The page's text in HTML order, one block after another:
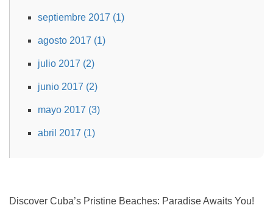
septiembre 2017 (1)
agosto 2017 (1)
julio 2017 (2)
junio 2017 (2)
mayo 2017 (3)
abril 2017 (1)
Discover Cuba’s Pristine Beaches: Paradise Awaits You!